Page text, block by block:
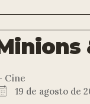
Cine
19 de agosto de